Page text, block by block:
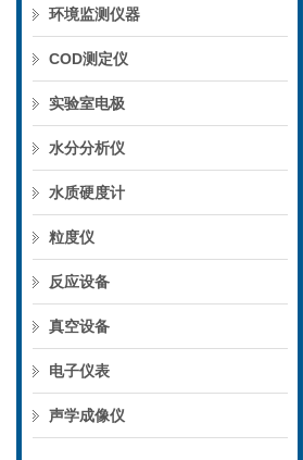
环境监测仪器
COD测定仪
实验室电极
水分分析仪
水质硬度计
粒度仪
反应设备
真空设备
电子仪表
声学成像仪